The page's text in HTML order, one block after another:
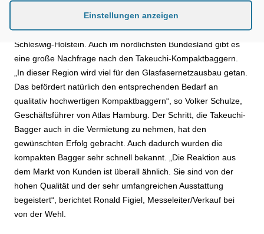
Kompaktbagger interessant sind. Das Verkaufsgebiet von der
Wehls erstreckt sich über Nord-Niedersachsen, Hamburg und
Schleswig-Holstein. Auch im nördlichsten Bundesland gibt es
eine große Nachfrage nach den Takeuchi-Kompaktbaggern.
„In dieser Region wird viel für den Glasfasernetzausbau getan.
Das befördert natürlich den entsprechenden Bedarf an
qualitativ hochwertigen Kompaktbaggern“, so Volker Schulze,
Geschäftsführer von Atlas Hamburg. Der Schritt, die Takeuchi-
Bagger auch in die Vermietung zu nehmen, hat den
gewünschten Erfolg gebracht. Auch dadurch wurden die
kompakten Bagger sehr schnell bekannt. „Die Reaktion aus
dem Markt von Kunden ist überall ähnlich. Sie sind von der
hohen Qualität und der sehr umfangreichen Ausstattung
begeistert“, berichtet Ronald Figiel, Messeleiter/Verkauf bei
von der Wehl.
Einstellungen anzeigen